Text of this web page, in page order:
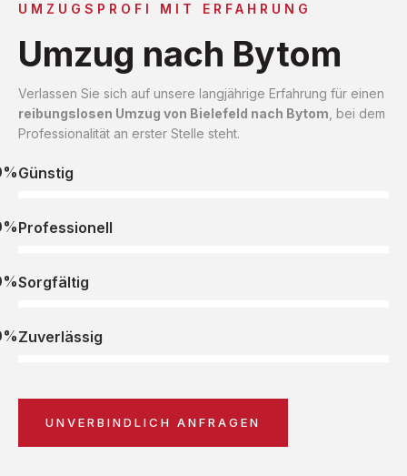
UMZUGSPROFI MIT ERFAHRUNG
Umzug nach Bytom
Verlassen Sie sich auf unsere langjährige Erfahrung für einen
reibungslosen Umzug von Bielefeld nach Bytom , bei dem
Professionalität an erster Stelle steht.
Günstig
Professionell
Sorgfältig
Zuverlässig
UNVERBINDLICH ANFRAGEN